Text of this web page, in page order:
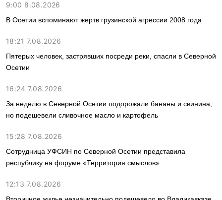
9:00 8.08.2026
В Осетии вспоминают жертв грузинской агрессии 2008 года
18:21 7.08.2026
Пятерых человек, застрявших посреди реки, спасли в Северной
Осетии
16:24 7.08.2026
За неделю в Северной Осетии подорожали бананы и свинина,
но подешевели сливочное масло и картофель
15:28 7.08.2026
Сотрудница УФСИН по Северной Осетии представила
республику на форуме «Территория смыслов»
12:13 7.08.2026